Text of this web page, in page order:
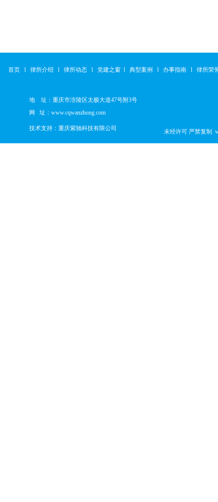
网 址： www.cqwanzhong.com
技术支持： 重庆紫驰科技有限公司 未经许可 严禁复制
地 址：重庆市涪陵区太极大道47号附3号
首页 l 律所介绍 l 律所动态 l 党建之窗 l 典型案例 l 办事指南 l 律所荣